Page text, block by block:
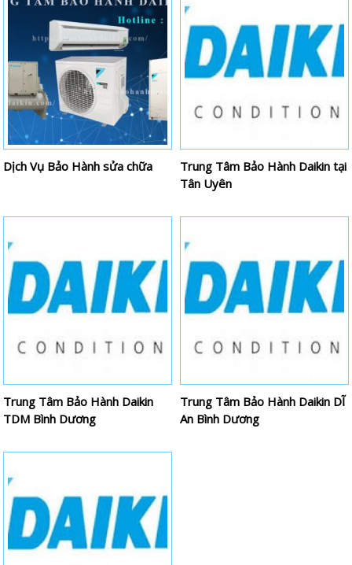
Dịch Vụ Bảo Hành sửa chữa
Trung Tâm Bảo Hành Daikin tại
Tân Uyên
Trung Tâm Bảo Hành Daikin
TDM Bình Dương
Trung Tâm Bảo Hành Daikin DĨ
An Bình Dương